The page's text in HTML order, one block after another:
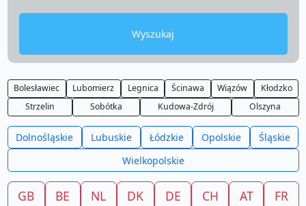
Wyszukaj
Bolesławiec Lubomierz Legnica Ścinawa Wiązów
Kłodzko
Strzelin
Sobótka Kudowa-Zdrój Olszyna
Dolnośląskie Lubuskie Łódzkie Opolskie
Śląskie
Wielkopolskie
GB BE NL DK DE CH AT
FR